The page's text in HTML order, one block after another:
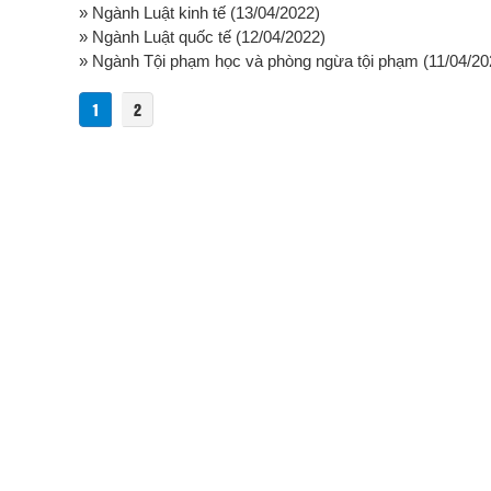
» Ngành Luật kinh tế (13/04/2022)
» Ngành Luật quốc tế (12/04/2022)
» Ngành Tội phạm học và phòng ngừa tội phạm (11/04/
1 2